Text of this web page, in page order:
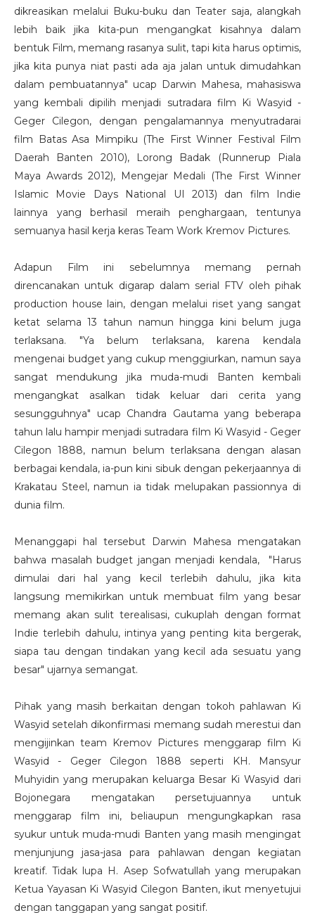
dikreasikan melalui Buku-buku dan Teater saja, alangkah
lebih baik jika kita-pun mengangkat kisahnya dalam
bentuk Film, memang rasanya sulit, tapi kita harus optimis,
jika kita punya niat pasti ada aja jalan untuk dimudahkan
dalam pembuatannya" ucap Darwin Mahesa, mahasiswa
yang kembali dipilih menjadi sutradara film Ki Wasyid -
Geger Cilegon, dengan pengalamannya menyutradarai
film Batas Asa Mimpiku (The First Winner Festival Film
Daerah Banten 2010), Lorong Badak (Runnerup Piala
Maya Awards 2012), Mengejar Medali (The First Winner
Islamic Movie Days National UI 2013) dan film Indie
lainnya yang berhasil meraih penghargaan, tentunya
semuanya hasil kerja keras Team Work Kremov Pictures.
Adapun Film ini sebelumnya memang pernah
direncanakan untuk digarap dalam serial FTV oleh pihak
production house lain, dengan melalui riset yang sangat
ketat selama 13 tahun namun hingga kini belum juga
terlaksana. "Ya belum terlaksana, karena kendala
mengenai budget yang cukup menggiurkan, namun saya
sangat mendukung jika muda-mudi Banten kembali
mengangkat asalkan tidak keluar dari cerita yang
sesungguhnya" ucap Chandra Gautama yang beberapa
tahun lalu hampir menjadi sutradara film Ki Wasyid - Geger
Cilegon 1888, namun belum terlaksana dengan alasan
berbagai kendala, ia-pun kini sibuk dengan pekerjaannya di
Krakatau Steel, namun ia tidak melupakan passionnya di
dunia film.
Menanggapi hal tersebut Darwin Mahesa mengatakan
bahwa masalah budget jangan menjadi kendala, "Harus
dimulai dari hal yang kecil terlebih dahulu, jika kita
langsung memikirkan untuk membuat film yang besar
memang akan sulit terealisasi, cukuplah dengan format
Indie terlebih dahulu, intinya yang penting kita bergerak,
siapa tau dengan tindakan yang kecil ada sesuatu yang
besar" ujarnya semangat.
Pihak yang masih berkaitan dengan tokoh pahlawan Ki
Wasyid setelah dikonfirmasi memang sudah merestui dan
mengijinkan team Kremov Pictures menggarap film Ki
Wasyid - Geger Cilegon 1888 seperti KH. Mansyur
Muhyidin yang merupakan keluarga Besar Ki Wasyid dari
Bojonegara mengatakan persetujuannya untuk
menggarap film ini, beliaupun mengungkapkan rasa
syukur untuk muda-mudi Banten yang masih mengingat
menjunjung jasa-jasa para pahlawan dengan kegiatan
kreatif. Tidak lupa H. Asep Sofwatullah yang merupakan
Ketua Yayasan Ki Wasyid Cilegon Banten, ikut menyetujui
dengan tanggapan yang sangat positif.